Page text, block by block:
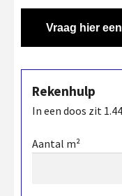
Vraag hier
Rekenhulp
In een doos zit 1.44
Aantal m²